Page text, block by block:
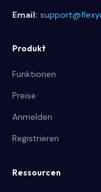
Email:
Produkt
Funktionen
Preise
Anmelden
Registrieren
Ressourcen